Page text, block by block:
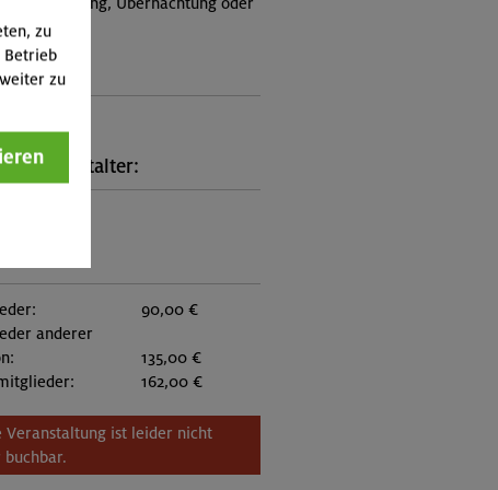
an.)
Veranstalter:
90,00 €
anderer
135,00 €
162,00 €
Veranstaltung ist leider nicht
buchbar.
zu
Betrieb
zu